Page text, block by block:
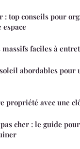
: top conseils pour
massifs faciles à
abordables pour
propriété avec une
cher : le guide